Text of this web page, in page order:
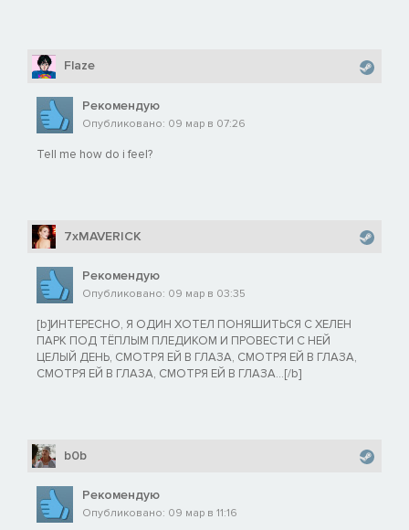
Flaze
Рекомендую
Опубликовано: 09 мар в 07:26
Tell me how do i feel?
7xMAVERICK
Рекомендую
Опубликовано: 09 мар в 03:35
[b]ИНТЕРЕСНО, Я ОДИН ХОТЕЛ ПОНЯШИТЬСЯ С ХЕЛЕН
ПАРК ПОД ТЁПЛЫМ ПЛЕДИКОМ И ПРОВЕСТИ С НЕЙ
ЦЕЛЫЙ ДЕНЬ, СМОТРЯ ЕЙ В ГЛАЗА, СМОТРЯ ЕЙ В ГЛАЗА,
СМОТРЯ ЕЙ В ГЛАЗА, СМОТРЯ ЕЙ В ГЛАЗА...[/b]
b0b
Рекомендую
Опубликовано: 09 мар в 11:16